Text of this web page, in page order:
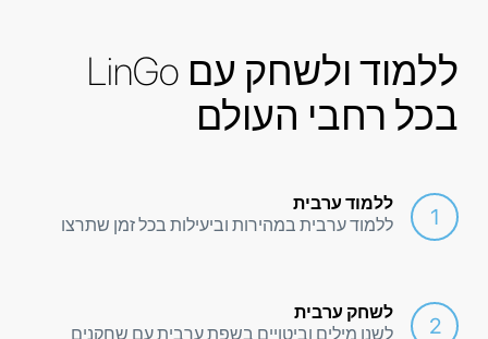
ללמוד ולשחק עם LinGo
בכל רחבי העולם
ללמוד ערבית
ללמוד ערבית במהירות וביעילות בכל זמן שתרצו
לשחק ערבית
לשנן מילים וביטויים בשפת ערבית עם שחקנים